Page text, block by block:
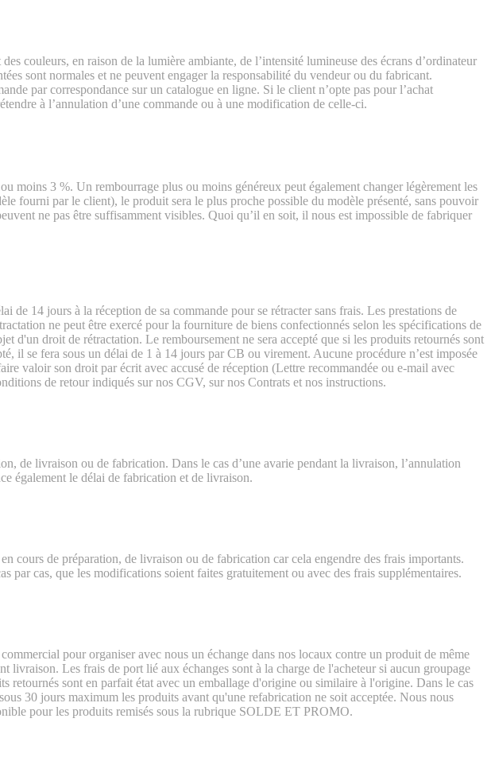
couleurs, en raison de la lumière ambiante, de l’intensité lumineuse des écrans d’ordinateur
sont normales et ne peuvent engager la responsabilité du vendeur ou du fabricant.
par correspondance sur un catalogue en ligne. Si le client n’opte pas pour l’achat
à l’annulation d’une commande ou à une modification de celle-ci.
moins 3 %. Un rembourrage plus ou moins généreux peut également changer légèrement les
fourni par le client), le produit sera le plus proche possible du modèle présenté, sans pouvoir
ne pas être suffisamment visibles. Quoi qu’il en soit, il nous est impossible de fabriquer
de 14 jours à la réception de sa commande pour se rétracter sans frais. Les prestations de
ne peut être exercé pour la fourniture de biens confectionnés selon les spécifications de
d'un droit de rétractation. Le remboursement ne sera accepté que si les produits retournés sont
il se fera sous un délai de 1 à 14 jours par CB ou virement. Aucune procédure n’est imposée
valoir son droit par écrit avec accusé de réception (Lettre recommandée ou e-mail avec
de retour indiqués sur nos CGV, sur nos Contrats et nos instructions.
de livraison ou de fabrication. Dans le cas d’une avarie pendant la livraison, l’annulation
également le délai de fabrication et de livraison.
cours de préparation, de livraison ou de fabrication car cela engendre des frais importants.
par cas, que les modifications soient faites gratuitement ou avec des frais supplémentaires.
pour organiser avec nous un échange dans nos locaux contre un produit de même
Les frais de port lié aux échanges sont à la charge de l'acheteur si aucun groupage
retournés sont en parfait état avec un emballage d'origine ou similaire à l'origine. Dans le cas
30 jours maximum les produits avant qu'une refabrication ne soit acceptée. Nous nous
pour les produits remisés sous la rubrique SOLDE ET PROMO.